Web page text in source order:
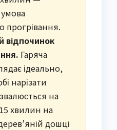
прогрівання.
відпочинок
Гаряча
ідеально,
нарізати
на
хвилин на
дошці